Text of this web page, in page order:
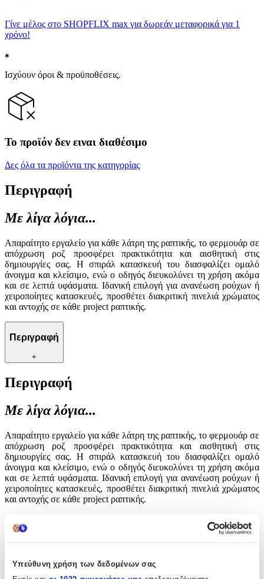
Υπεύθυνη χρήση των δεδομένων σας
Γίνε μέλος στο SHOPFLIX max για δωρεάν μεταφορικά για 1
χρόνο!
Ισχύουν όροι & προϋποθέσεις.
Το προϊόν δεν ειναι διαθέσιμο
Δες όλα τα προϊόντα της κατηγορίας
Περιγραφή
Με λίγα λόγια...
Απαραίτητο εργαλείο για κάθε λάτρη της ραπτικής, το φερμουάρ σε
απόχρωση ροζ προσφέρει πρακτικότητα και αισθητική στις
δημιουργίες σας. Η σπιράλ κατασκευή του διασφαλίζει ομαλό
άνοιγμα και κλείσιμο, ενώ ο οδηγός διευκολύνει τη χρήση ακόμα
και σε λεπτά υφάσματα. Ιδανική επιλογή για ανανέωση ρούχων ή
χειροποίητες κατασκευές, προσθέτει διακριτική πινελιά χρώματος
και αντοχής σε κάθε project ραπτικής.
Περιγραφή
+
Περιγραφή
Με λίγα λόγια...
Απαραίτητο εργαλείο για κάθε λάτρη της ραπτικής, το φερμουάρ σε
απόχρωση ροζ προσφέρει πρακτικότητα και αισθητική στις
δημιουργίες σας. Η σπιράλ κατασκευή του διασφαλίζει ομαλό
άνοιγμα και κλείσιμο, ενώ ο οδηγός διευκολύνει τη χρήση ακόμα
και σε λεπτά υφάσματα. Ιδανική επιλογή για ανανέωση ρούχων ή
χειροποίητες κατασκευές, προσθέτει διακριτική πινελιά χρώματος
και αντοχής σε κάθε project ραπτικής.
Χαρακτηριστικά
Φερμουάρ